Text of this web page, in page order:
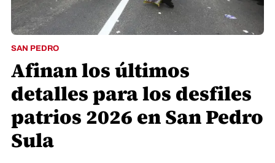
SAN PEDRO
Afinan los últimos
detalles para los desfiles
patrios 2026 en San Pedro
Sula